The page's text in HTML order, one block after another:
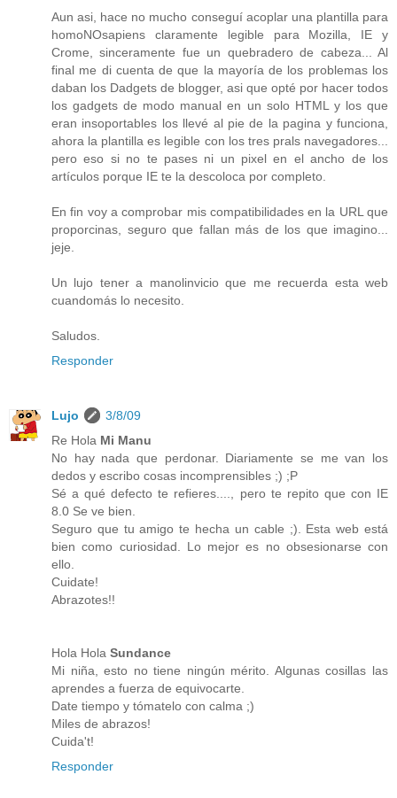
Aun asi, hace no mucho conseguí acoplar una plantilla para
homoNOsapiens claramente legible para Mozilla, IE y
Crome, sinceramente fue un quebradero de cabeza... Al
final me di cuenta de que la mayoría de los problemas los
daban los Dadgets de blogger, asi que opté por hacer todos
los gadgets de modo manual en un solo HTML y los que
eran insoportables los llevé al pie de la pagina y funciona,
ahora la plantilla es legible con los tres prals navegadores...
pero eso si no te pases ni un pixel en el ancho de los
artículos porque IE te la descoloca por completo.
En fin voy a comprobar mis compatibilidades en la URL que
proporcinas, seguro que fallan más de los que imagino...
jeje.
Un lujo tener a manolinvicio que me recuerda esta web
cuandomás lo necesito.
Saludos.
Responder
Lujo
3/8/09
Re Hola Mi Manu
No hay nada que perdonar. Diariamente se me van los
dedos y escribo cosas incomprensibles ;) ;P
Sé a qué defecto te refieres...., pero te repito que con IE
8.0 Se ve bien.
Seguro que tu amigo te hecha un cable ;). Esta web está
bien como curiosidad. Lo mejor es no obsesionarse con
ello.
Cuidate!
Abrazotes!!
Hola Hola Sundance
Mi niña, esto no tiene ningún mérito. Algunas cosillas las
aprendes a fuerza de equivocarte.
Date tiempo y tómatelo con calma ;)
Miles de abrazos!
Cuida't!
Responder